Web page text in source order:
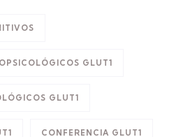
GLUT1
GLUT1
CONFERENCIA GLUT1